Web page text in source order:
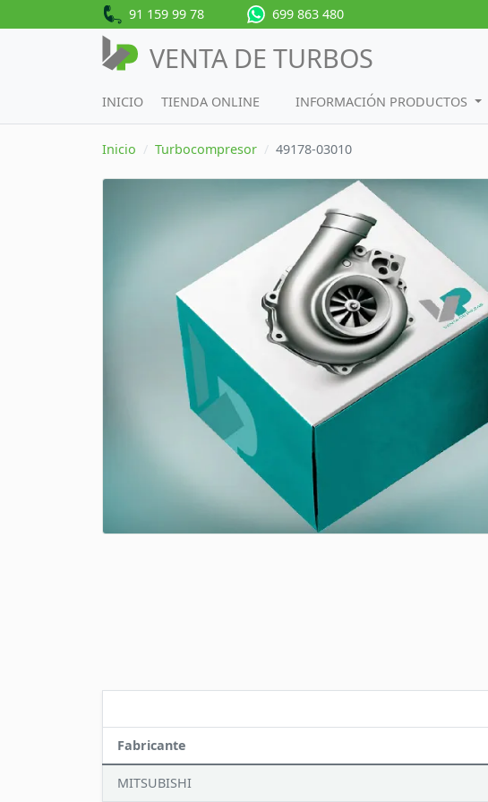
91 159 99 78 699 863 480
VENTA DE TURBOS
INICIO TIENDA ONLINE INFORMACIÓN PRODUCTOS
Inicio Turbocompresor 49178-03010
Fabricante
MITSUBISHI